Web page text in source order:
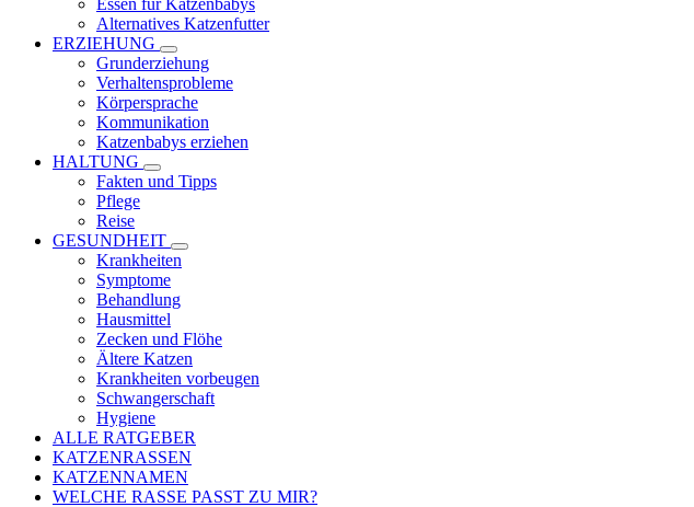
Essen für Katzenbabys
Alternatives Katzenfutter
ERZIEHUNG
Grunderziehung
Verhaltensprobleme
Körpersprache
Kommunikation
Katzenbabys erziehen
HALTUNG
Fakten und Tipps
Pflege
Reise
GESUNDHEIT
Krankheiten
Symptome
Behandlung
Hausmittel
Zecken und Flöhe
Ältere Katzen
Krankheiten vorbeugen
Schwangerschaft
Hygiene
ALLE RATGEBER
KATZENRASSEN
KATZENNAMEN
WELCHE RASSE PASST ZU MIR?